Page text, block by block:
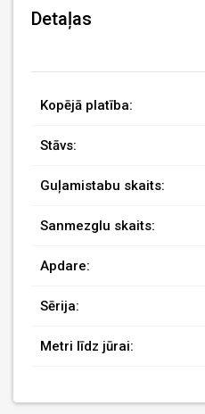
Detaļas
Kopējā platība:
Stāvs:
Guļamistabu skaits:
Sanmezglu skaits:
Apdare:
Sērija:
Metri līdz jūrai: